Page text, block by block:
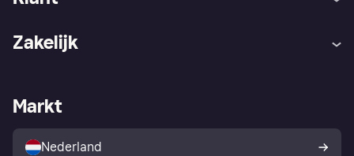
Winkeloverzicht
Kopersbescherming voor
consumenten
Zakelijk
Zakelijke login
Markt
Nederland